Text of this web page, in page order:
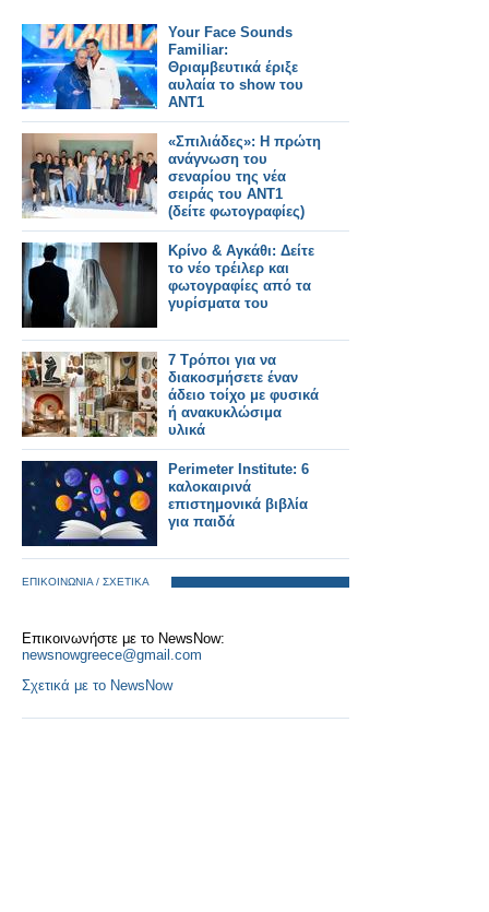
Your Face Sounds
Familiar:
Θριαμβευτικά έριξε
αυλαία το show του
ΑΝΤ1
«Σπιλιάδες»: Η πρώτη
ανάγνωση του
σεναρίου της νέα
σειράς του ΑΝΤ1
(δείτε φωτογραφίες)
Κρίνο & Αγκάθι: Δείτε
το νέο τρέιλερ και
φωτογραφίες από τα
γυρίσματα του
7 Τρόποι για να
διακοσμήσετε έναν
άδειο τοίχο με φυσικά
ή ανακυκλώσιμα
υλικά
Perimeter Institute: 6
καλοκαιρινά
επιστημονικά βιβλία
για παιδά
ΕΠΙΚΟΙΝΩΝΙΑ / ΣΧΕΤΙΚΑ
Επικοινωνήστε με το NewsNow:
newsnowgreece@gmail.com
Σχετικά με το NewsNow